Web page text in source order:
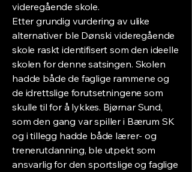
videregående skole.
Etter grundig vurdering av ulike
alternativer ble Dønski videregående
skole raskt identifisert som den ideelle
skolen for denne satsingen. Skolen
hadde både de faglige rammene og
de idrettslige forutsetningene som
skulle til for å lykkes. Bjørnar Sund,
som den gang var spiller i Bærum SK
og i tillegg hadde både lærer- og
trenerutdanning, ble utpekt som
ansvarlig for den sportslige og faglige